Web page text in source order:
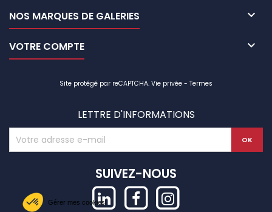
Gérer mes cookies
NOS MARQUES DE GALERIES 
VOTRE COMPTE 
Site protégé par reCAPTCHA. Vie privée - Termes
LETTRE D'INFORMATIONS
SUIVEZ-NOUS